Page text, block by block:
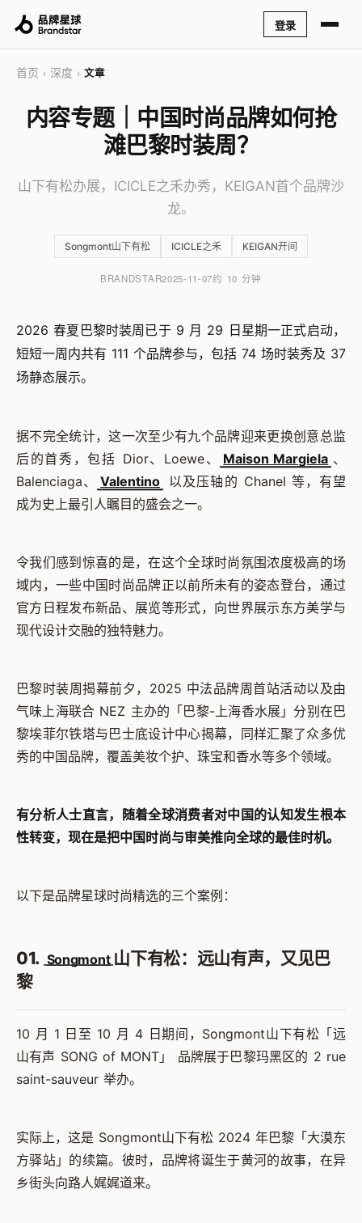
登录
首页 › 深度 › 文章
内容专题｜中国时尚品牌如何抢
滩巴黎时装周？
山下有松办展，ICICLE之禾办秀，KEIGAN首个品牌沙
龙。
Songmont山下有松 ICICLE之禾 KEIGAN开间
BRANDSTAR2025-11-07约 10 分钟
2026 春夏巴黎时装周已于 9 月 29 日星期一正式启动，
短短一周内共有 111 个品牌参与，包括 74 场时装秀及 37
场静态展示。
据不完全统计，这一次至少有九个品牌迎来更换创意总监
后的首秀，包括 Dior、Loewe、
Maison Margiela 、
Balenciaga、
Valentino 以及压轴的 Chanel 等，有望
成为史上最引人瞩目的盛会之一。
令我们感到惊喜的是，在这个全球时尚氛围浓度极高的场
域内，一些中国时尚品牌正以前所未有的姿态登台，通过
官方日程发布新品、展览等形式，向世界展示东方美学与
现代设计交融的独特魅力。
巴黎时装周揭幕前夕，2025 中法品牌周首站活动以及由
气味上海联合 NEZ 主办的「巴黎-上海香水展」分别在巴
黎埃菲尔铁塔与巴士底设计中心揭幕，同样汇聚了众多优
秀的中国品牌，覆盖美妆个护、珠宝和香水等多个领域。
有分析人士直言，随着全球消费者对中国的认知发生根本
性转变，现在是把中国时尚与审美推向全球的最佳时机。
以下是品牌星球时尚精选的三个案例：
01. Songmont 山下有松：远山有声，又见巴
黎
10 月 1 日至 10 月 4 日期间，Songmont山下有松「远
山有声 SONG of MONT」 品牌展于巴黎玛黑区的 2 rue
saint-sauveur 举办。
实际上，这是 Songmont山下有松 2024 年巴黎「大漠东
方驿站」的续篇。彼时，品牌将诞生于黄河的故事，在异
乡街头向路人娓娓道来。